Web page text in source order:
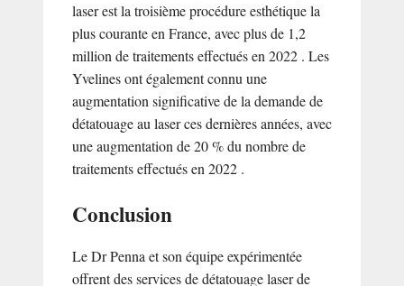
laser est la troisième procédure esthétique la
plus courante en France, avec plus de 1,2
million de traitements effectués en 2022 . Les
Yvelines ont également connu une
augmentation significative de la demande de
détatouage au laser ces dernières années, avec
une augmentation de 20 % du nombre de
traitements effectués en 2022 .
Conclusion
Le Dr Penna et son équipe expérimentée
offrent des services de détatouage laser de